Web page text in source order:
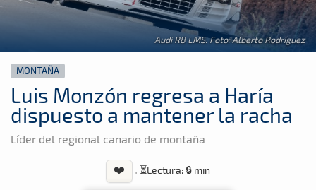
GALERÍAS
TIENDA
Audi R8 LMS. Foto: Alberto Rodríguez
MONTAÑA
Luis Monzón regresa a Haría
dispuesto a mantener la racha
Líder del regional canario de montaña
❤️ · ⏳Lectura: 🔒 min